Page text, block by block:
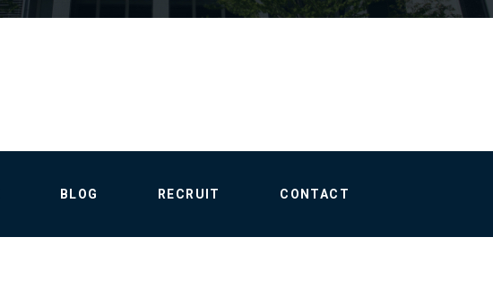
BLOG RECRUIT CONTACT